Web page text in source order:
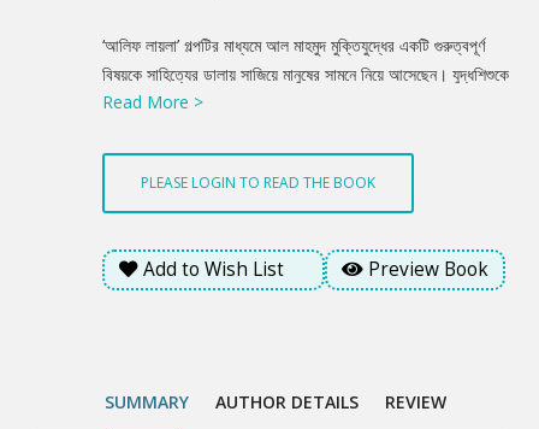
Product
Summery
‘আলিফ লায়লা’ গল্পটির মাধ্যমে আল মাহমুদ মুক্তিযুদ্ধের একটি গুরুত্বপূর্ণ
বিষয়কে সাহিত্যের ডালায় সাজিয়ে মানুষের সামনে নিয়ে আসেছেন। যুদ্ধশিশুকে
কেন্দ্র করে গড়ে ওঠা গল্পটিতে মুক্তিযুদ্ধ পরবর্তী সময়কে সুনিপুনভাবে ফুটিয়ে
Read More >
PLEASE LOGIN TO READ THE BOOK
Add to Wish List Preview Book
SUMMARY AUTHOR DETAILS REVIEW